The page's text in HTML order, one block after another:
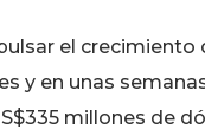
el crecimiento
y en unas
millones de